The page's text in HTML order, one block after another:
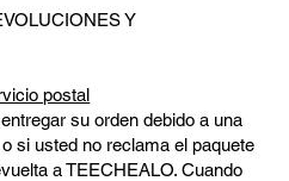
Y
postal
su orden debido a una
si usted no reclama el paquete
a TEECHEALO. Cuando